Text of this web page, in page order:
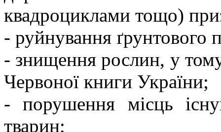
квадроциклами тощо)
- руйнування ґрунтового
- знищення рослин, у тому
Червоної книги України;
- порушення місць
тварин;